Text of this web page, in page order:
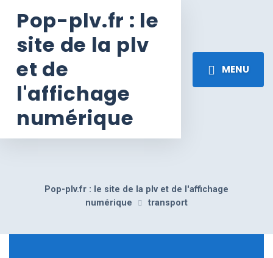
Pop-plv.fr : le
site de la plv
et de
l'affichage
numérique
MENU
Pop-plv.fr : le site de la plv et de l'affichage
numérique
transport